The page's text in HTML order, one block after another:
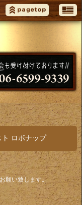
ト ロボナップ
願い致します。